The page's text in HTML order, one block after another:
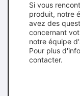
Si vous
produit, notre
avez des
concernant
notre équipe
Pour plus
contacter.